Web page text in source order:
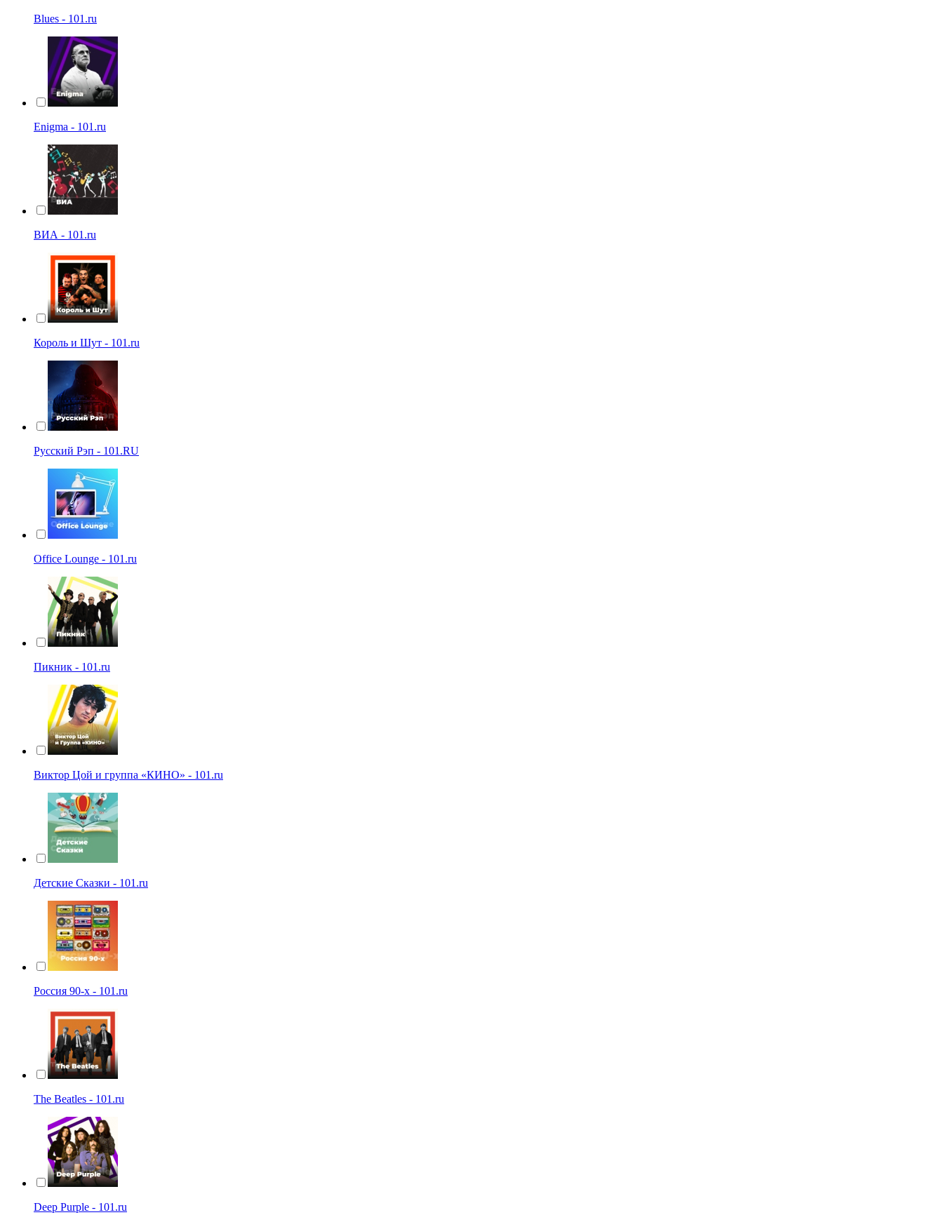
Blues - 101.ru
Enigma - 101.ru
ВИА - 101.ru
Король и Шут - 101.ru
Русский Рэп - 101.RU
Office Lounge - 101.ru
Пикник - 101.ru
Виктор Цой и группа «КИНО» - 101.ru
Детские Сказки - 101.ru
Россия 90-х - 101.ru
The Beatles - 101.ru
Deep Purple - 101.ru